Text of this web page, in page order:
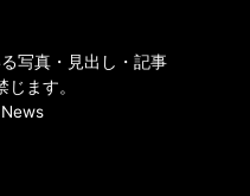
写真・見出し・記事
ます。